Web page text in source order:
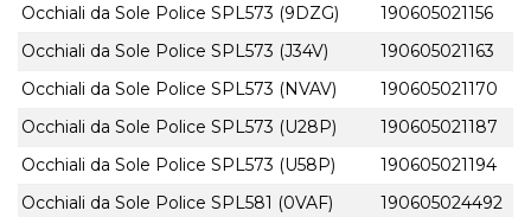
Occhiali da Sole Police SPL573 (9DZG)
190605021156
Occhiali da Sole Police SPL573 (J34V)
190605021163
Occhiali da Sole Police SPL573 (NVAV)
190605021170
Occhiali da Sole Police SPL573 (U28P)
190605021187
Occhiali da Sole Police SPL573 (U58P)
190605021194
Occhiali da Sole Police SPL581 (0VAF)
190605024492